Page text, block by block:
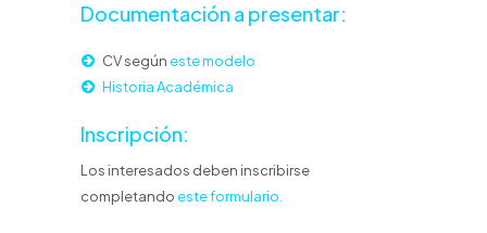
Documentación a presentar:
CV según este modelo
Historia Académica
Inscripción:
Los interesados deben inscribirse
completando este formulario.